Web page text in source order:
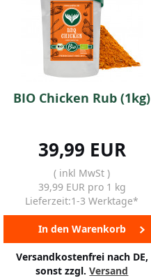
BIO Chicken Rub (1kg)
39,99 EUR
( inkl MwSt )
39,99 EUR pro 1 kg
Lieferzeit:1-3 Werktage*
In den Warenkorb
Versandkostenfrei nach DE,
sonst zzgl.Versand